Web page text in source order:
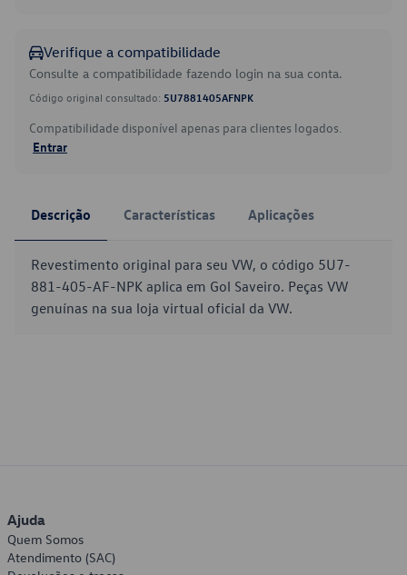
Verifique a compatibilidade
Consulte a compatibilidade fazendo login na sua conta.
Código original consultado: 5U7881405AFNPK
Compatibilidade disponível apenas para clientes logados.
Entrar
Descrição Características Aplicações
Revestimento original para seu VW, o código 5U7-
881-405-AF-NPK aplica em Gol Saveiro. Peças VW
genuínas na sua loja virtual oficial da VW.
Ajuda
Quem Somos
Atendimento (SAC)